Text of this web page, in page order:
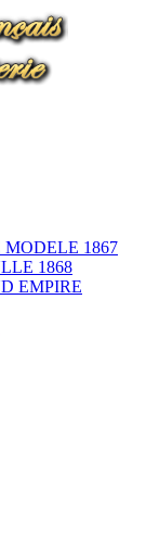
1867
1868
EMPIRE